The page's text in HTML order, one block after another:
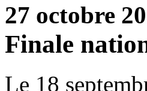
27 octobre
Finale
Le 18